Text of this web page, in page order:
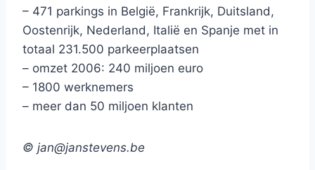
– 471 parkings in België, Frankrijk, Duitsland,
Oostenrijk, Nederland, Italië en Spanje met in
totaal 231.500 parkeerplaatsen
– omzet 2006: 240 miljoen euro
– 1800 werknemers
– meer dan 50 miljoen klanten
© jan@janstevens.be